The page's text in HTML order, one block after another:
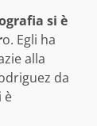
si è
o. Egli ha
alla
da
è